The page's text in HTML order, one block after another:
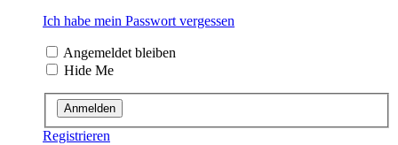
Ich habe mein Passwort vergessen
Angemeldet bleiben
Hide Me
Registrieren